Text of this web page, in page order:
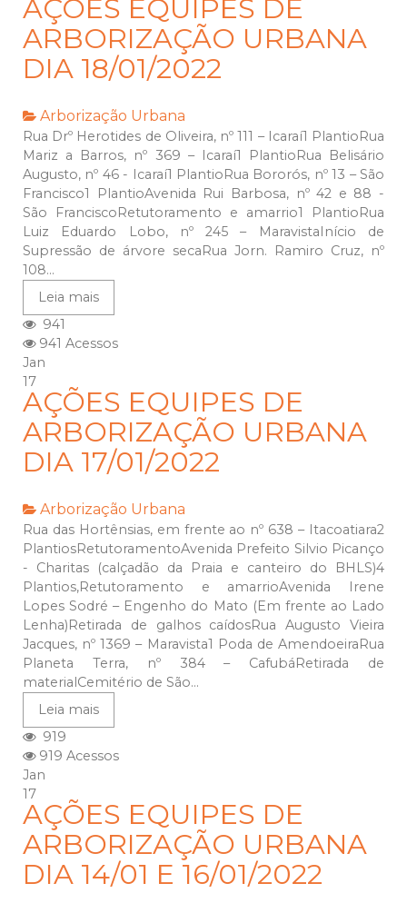
AÇÕES EQUIPES DE
ARBORIZAÇÃO URBANA
DIA 18/01/2022
Arborização Urbana
Rua Drº Herotides de Oliveira, nº 111 – Icaraí1 PlantioRua
Mariz a Barros, nº 369 – Icaraí1 PlantioRua Belisário
Augusto, nº 46 - Icaraí1 PlantioRua Bororós, nº 13 – São
Francisco1 PlantioAvenida Rui Barbosa, nº 42 e 88 -
São FranciscoRetutoramento e amarrio1 PlantioRua
Luiz Eduardo Lobo, nº 245 – MaravistaInício de
Supressão de árvore secaRua Jorn. Ramiro Cruz, nº
108...
Leia mais
941
941 Acessos
Jan
17
AÇÕES EQUIPES DE
ARBORIZAÇÃO URBANA
DIA 17/01/2022
Arborização Urbana
Rua das Hortênsias, em frente ao nº 638 – Itacoatiara2
PlantiosRetutoramentoAvenida Prefeito Silvio Picanço
- Charitas (calçadão da Praia e canteiro do BHLS)4
Plantios,Retutoramento e amarrioAvenida Irene
Lopes Sodré – Engenho do Mato (Em frente ao Lado
Lenha)Retirada de galhos caídosRua Augusto Vieira
Jacques, nº 1369 – Maravista1 Poda de AmendoeiraRua
Planeta Terra, nº 384 – CafubáRetirada de
materialCemitério de São...
Leia mais
919
919 Acessos
Jan
17
AÇÕES EQUIPES DE
ARBORIZAÇÃO URBANA
DIA 14/01 E 16/01/2022